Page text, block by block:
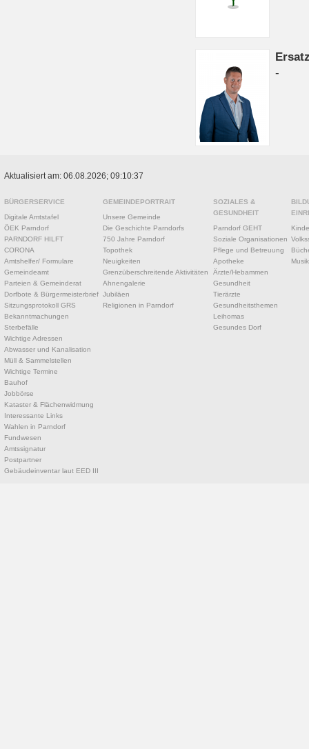
-
Aktualisiert am: 06.08.2026; 09:10:37
BÜRGERSERVICE
Digitale Amtstafel
ÖEK Parndorf
PARNDORF HILFT
CORONA
Amtshelfer/ Formulare
Gemeindeamt
Parteien & Gemeinderat
Dorfbote & Bürgermeisterbrief
Sitzungsprotokoll GRS
Bekanntmachungen
Sterbefälle
Wichtige Adressen
Abwasser und Kanalisation
Müll & Sammelstellen
Wichtige Termine
Bauhof
Jobbörse
Kataster & Flächenwidmung
Interessante Links
Wahlen in Parndorf
Fundwesen
Amtssignatur
Postpartner
Gebäudeinventar laut EED III
GEMEINDEPORTRAIT
Unsere Gemeinde
Die Geschichte Parndorfs
750 Jahre Parndorf
Topothek
Neuigkeiten
Grenzüberschreitende Aktivitäten
Ahnengalerie
Jubiläen
Religionen in Parndorf
SOZIALES &
GESUNDHEIT
Parndorf GEHT
Soziale Organisationen
Pflege und Betreuung
Apotheke
Ärzte/Hebammen
Gesundheit
Tierärzte
Gesundheitsthemen
Leihomas
Gesundes Dorf